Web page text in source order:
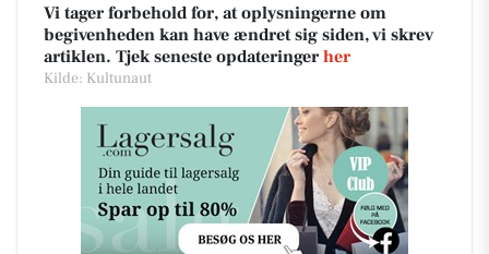
Vi tager forbehold for, at oplysningerne om
begivenheden kan have ændret sig siden, vi skrev
artiklen. Tjek seneste opdateringer her
Kilde: Kultunaut